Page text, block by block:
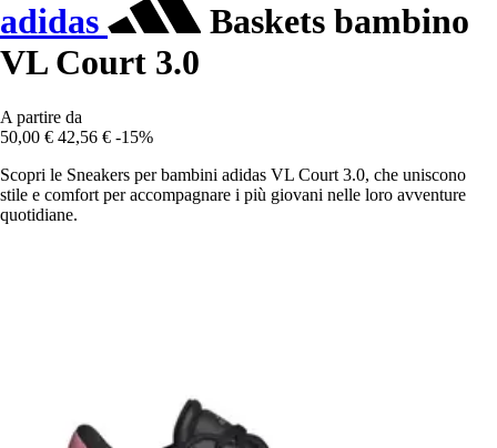
adidas
Baskets bambino
VL Court 3.0
A partire da
50,00 € 42,56 € -15%
Scopri le Sneakers per bambini adidas VL Court 3.0, che uniscono
stile e comfort per accompagnare i più giovani nelle loro avventure
quotidiane.